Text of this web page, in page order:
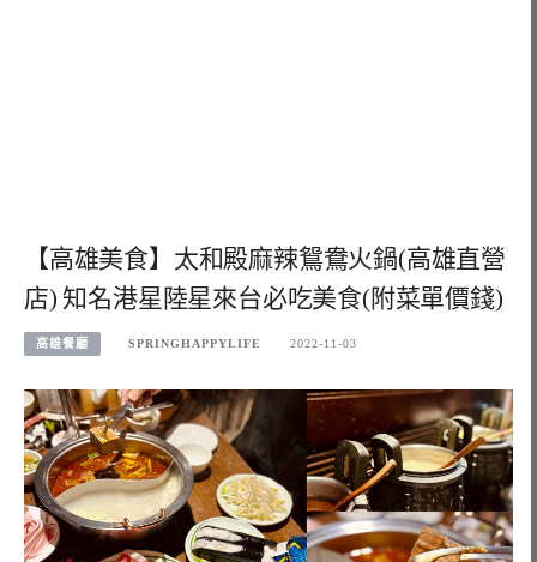
【高雄美食】太和殿麻辣鴛鴦火鍋(高雄直營
店) 知名港星陸星來台必吃美食(附菜單價錢)
高雄餐廳 SPRINGHAPPYLIFE 2022-11-03